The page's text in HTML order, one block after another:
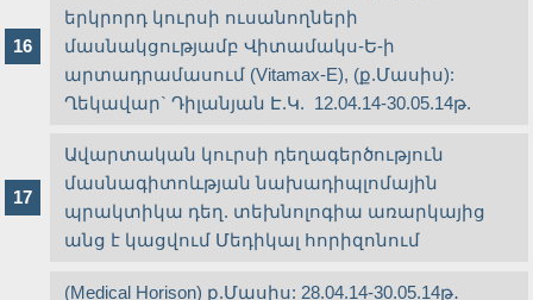
երկրորդ կուրսի ուսանողների
մասնակցությամբ Վիտամակս-Ե-ի
արտադրամասում (Vitamax-E), (ք.Մասիս):
Ղեկավար` Դիլանյան Է.Կ. 12.04.14-30.05.14թ.
Ավարտական կուրսի դեղագերծություն
մասնագիտոևթյան նախադիպլոմային
պրակտիկա դեղ. տեխնոլոգիա առարկայից
անց է կացվում Մեդիկալ հորիզոնում
(Medical Horison) ք.Մասիս: 28.04.14-30.05.14թ․